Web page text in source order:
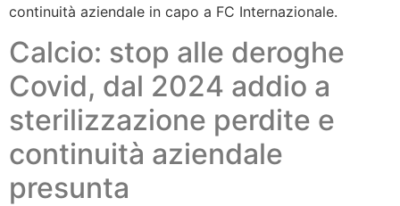
continuità aziendale in capo a FC Internazionale.
Calcio: stop alle deroghe
Covid, dal 2024 addio a
sterilizzazione perdite e
continuità aziendale
presunta